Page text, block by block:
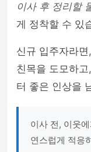
이사 후 정리할
게 정착할 수 있
신규 입주자라면
친목을 도모하
터 좋은 인상을
이사 전, 이웃
연스럽게 적응